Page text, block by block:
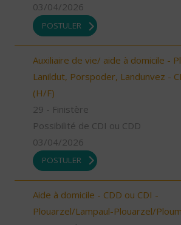
03/04/2026
POSTULER
Auxiliaire de vie/ aide à domicile -
Lanildut, Porspoder, Landunvez -
(H/F)
29 - Finistère
Possibilité de CDI ou CDD
03/04/2026
POSTULER
Aide à domicile - CDD ou CDI -
Plouarzel/Lampaul-Plouarzel/